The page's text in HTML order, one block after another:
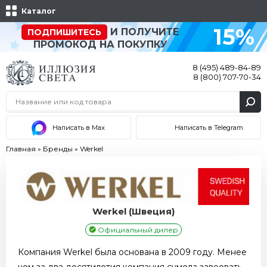
Каталог
ПОДПИШИТЕСЬ
И ПОЛУЧИТЕ
ПРОМОКОД НА ПОКУПКУ
15%
8 (495) 489-84-89
8 (800) 707-70-34
Написать в Max Написать в Telegram
Главная » Бренды » Werkel
Werkel (Швеция)
Официальный дилер
Компания Werkel была основана в 2009 году. Менее